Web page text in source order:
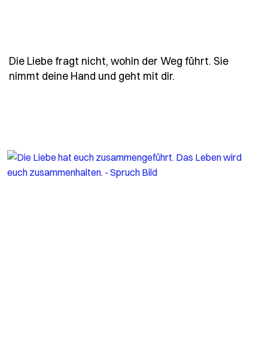
Die Liebe fragt nicht, wohin der Weg führt. Sie
nimmt deine Hand und geht mit dir.